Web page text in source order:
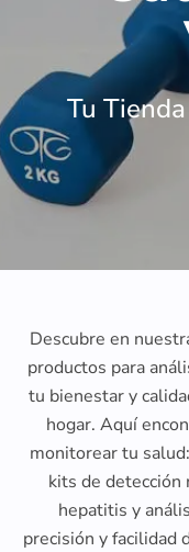
Tu
Descubre en
productos para
tu bienestar y
hogar. Aquí
monitorear tu
kits de detección
hepatitis y
precisión y facilidad